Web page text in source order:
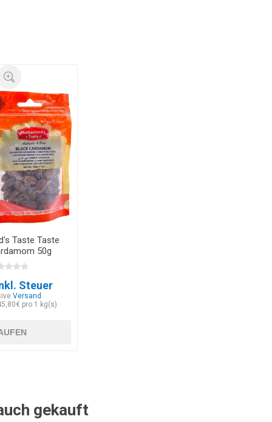
Taste Taste
50g
Steuer
Versand
pro 1 kg(s)
gekauft